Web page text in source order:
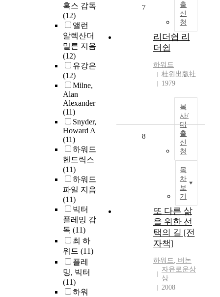
혹스 감독
(12)
앨런
알렉산더
밀른 지음
(12)
유강은
(12)
Milne,
Alan
Alexander
(11)
Snyder,
Howard A
(11)
하워드
헨드릭스
(11)
하워드
파일 지음
(11)
빅터
플레밍 감
독 (11)
최 하
워드 (11)
플레
밍, 빅터
(11)
하워
출
신
청
7
리더쉽 리
더쉽
하워드
桂원出版社
1979
복
사/
대
출
신
청
목
차
보
기
8
또 다른 삶
을 위한 선
택의 길 [전
자책]
하워드, 버논
자유로운상
상
2008